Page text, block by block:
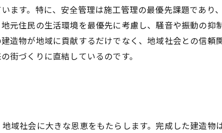
ます。特に、安全管理は施工管理の最優先課題であり
元住民の生活環境を最優先に考慮し、騒音や振動の抑
造物が地域に貢献するだけでなく、地域社会との信頼
街づくりに直結しているのです。
域社会に大きな恩恵をもたらします。完成した建造物